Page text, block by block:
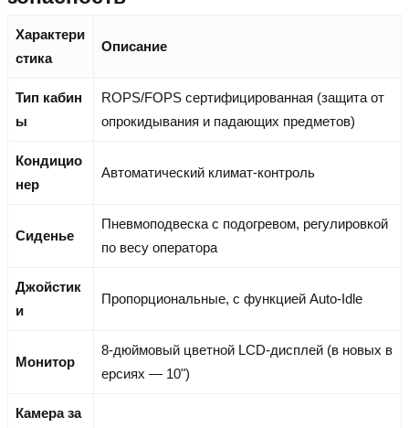
Характери
стика
Описание
Тип кабин
ы
ROPS/FOPS сертифицированная (защита от
опрокидывания и падающих предметов)
Кондицио
нер
Автоматический климат-контроль
Сиденье
Пневмоподвеска с подогревом, регулировкой
по весу оператора
Джойстик
и
Пропорциональные, с функцией Auto-Idle
Монитор
8-дюймовый цветной LCD-дисплей (в новых в
ерсиях — 10")
Камера за